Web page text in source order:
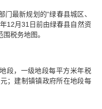
最新规划的“绿春县城区、
12月31日前由绿春县自然资
税务地图。
段，一级地段每平方米年税
；建制镇镇政府所在地段每